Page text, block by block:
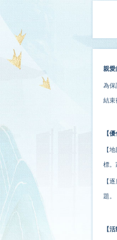
親愛
為保
結束
【
【
標。
【
題。
【